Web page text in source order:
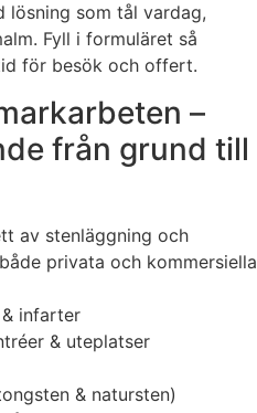
lösning som tål vardag,
Fyll i formuläret så
för besök och offert.
–
från grund till
av stenläggning och
privata och kommersiella
infarter
& uteplatser
& natursten)